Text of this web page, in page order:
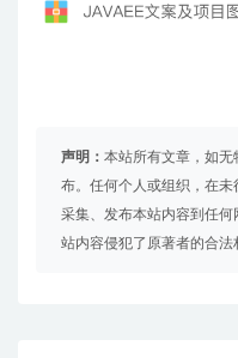
声明： 本站所有文章，如
布。任何个人或组织，在未
采集、发布本站内容到任
站内容侵犯了原著者的合法